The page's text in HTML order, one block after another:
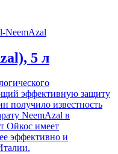
5 л
эффективную защиту
получило известность
NeemAzal в
Ойкос имеет
эффективно и